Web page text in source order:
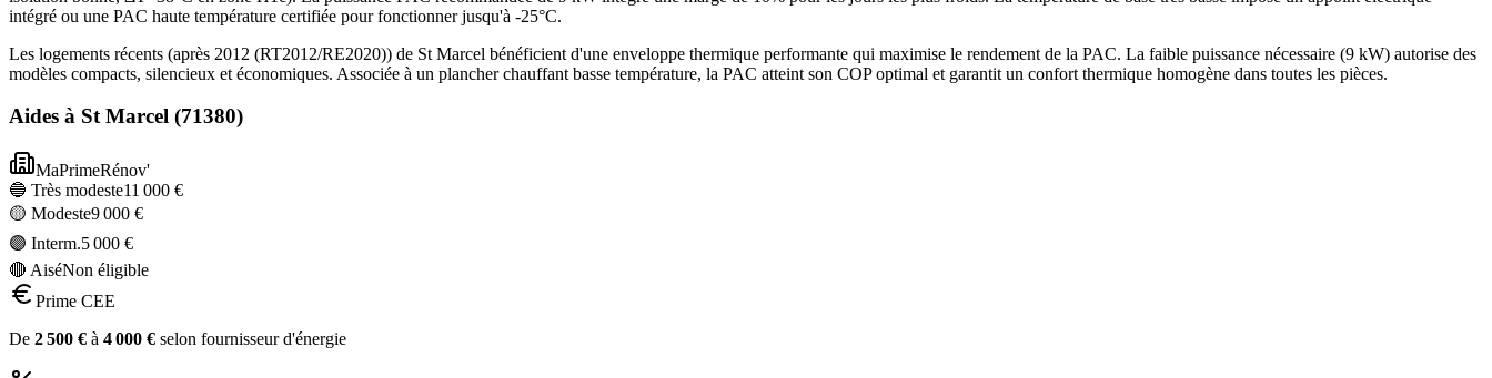
intégré ou une PAC haute température certifiée pour fonctionner jusqu'à -25°C.
Les logements récents (après 2012 (RT2012/RE2020)) de St Marcel bénéficient d'une enveloppe thermique performante qui maximise le rendement de la PAC. La faible puissance nécessaire (9 kW) autorise des
modèles compacts, silencieux et économiques. Associée à un plancher chauffant basse température, la PAC atteint son COP optimal et garantit un confort thermique homogène dans toutes les pièces.
Aides à St Marcel (71380)
MaPrimeRénov'
🔵 Très modeste11 000 €
🟡 Modeste9 000 €
🟣 Interm.5 000 €
🔴 AiséNon éligible
Prime CEE
De 2 500 € à 4 000 € selon fournisseur d'énergie